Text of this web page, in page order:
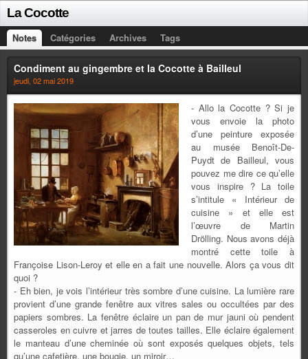
La Cocotte
Notes Catégories Archives Tags
Condiment au gingembre et la Cocotte à Bailleul
jeudi, 02 mai 2019
- Allo la Cocotte ? Si je
vous envoie la photo
d’une peinture exposée
au musée Benoît-De-
Puydt de Bailleul, vous
pouvez me dire ce qu’elle
vous inspire ? La toile
s’intitule « Intérieur de
cuisine » et elle est
l’œuvre de Martin
Drölling. Nous avons déjà
montré cette toile à
Françoise Lison-Leroy et elle en a fait une nouvelle. Alors ça vous dit
quoi ?
- Eh bien, je vois l’intérieur très sombre d’une cuisine. La lumière rare
provient d’une grande fenêtre aux vitres sales ou occultées par des
papiers sombres. La fenêtre éclaire un pan de mur jauni où pendent
casseroles en cuivre et jarres de toutes tailles. Elle éclaire également
le manteau d’une cheminée où sont exposés quelques objets, tels
qu’une cafetière, une bougie, un miroir…